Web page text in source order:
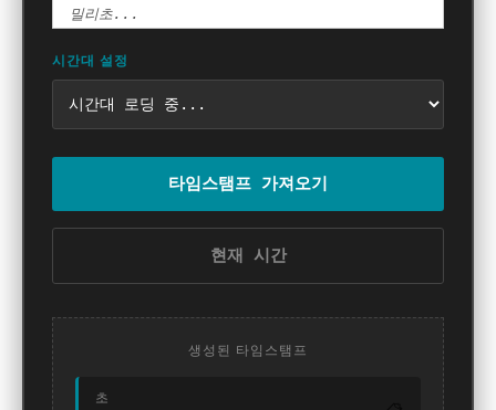
시간대 설정
타임스탬프 가져오기
현재 시간
생성된 타임스탬프
초